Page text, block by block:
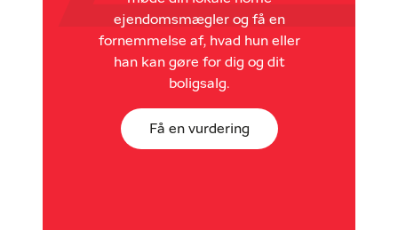
ejendomsmægler og få en
fornemmelse af, hvad hun eller
han kan gøre for dig og dit
boligsalg.
Få en vurdering